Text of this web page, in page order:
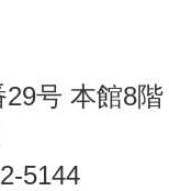
号 本館8階
5144